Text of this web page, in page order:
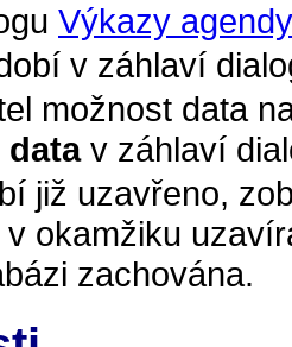
Výkazy
v záhlaví
možnost data
datav záhlaví
již uzavřeno,
okamžiku
zachována.